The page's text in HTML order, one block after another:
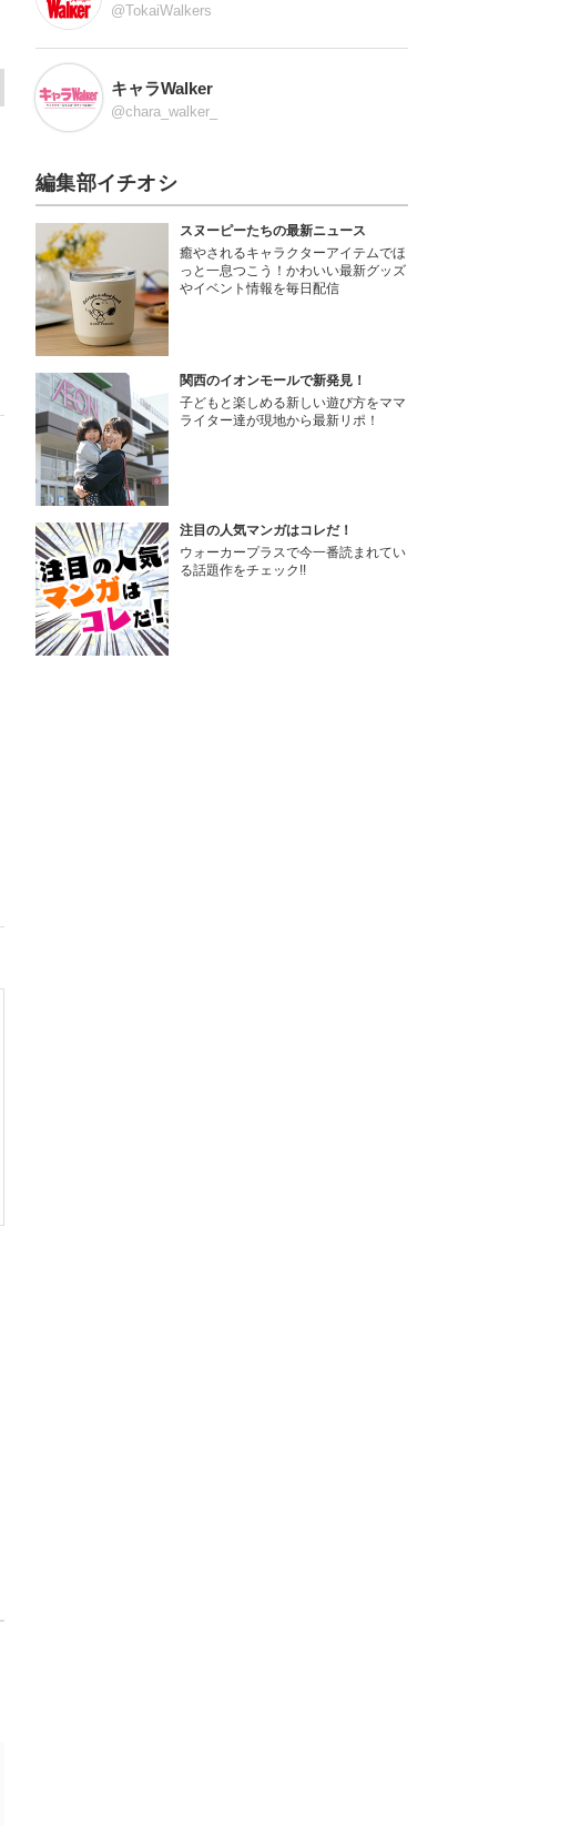
@TokaiWalkers
キャラWalker
@chara_walker_
編集部イチオシ
スヌーピーたちの最新ニュース
癒やされるキャラクターアイテムでほ
っと一息つこう！かわいい最新グッズ
やイベント情報を毎日配信
関西のイオンモールで新発見！
子どもと楽しめる新しい遊び方をママ
ライター達が現地から最新リポ！
注目の人気マンガはコレだ！
ウォーカープラスで今一番読まれてい
る話題作をチェック!!